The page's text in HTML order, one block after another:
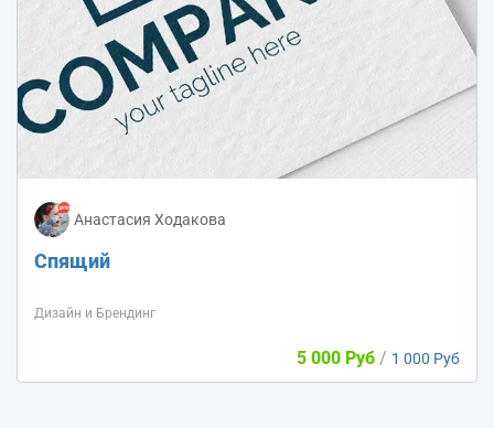
Анастасия Ходакова
Спящий
Дизайн и Брендинг
5 000 Руб / 1 000 Руб